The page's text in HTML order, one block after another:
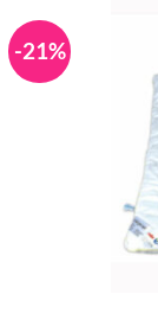
-21%